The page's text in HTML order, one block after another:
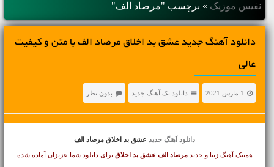
نفیس موزیک » برچسب "مرصاد الف"
دانلود آهنگ جديد عشق بد اخلاق مرصاد الف با متن و کیفیت
عالی
1 مارس 2021 دانلود تک آهنگ جدید بدون نظر
دانلود آهنگ جدید عشق بد اخلاق مرصاد الف
همینک آهنگ زیبا و جدیدمرصاد الف عشق بد اخلاق برای دانلود شما عزیزان آماده شده